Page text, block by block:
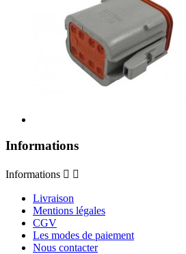
Informations
Informations  
Livraison
Mentions légales
CGV
Les modes de paiement
Nous contacter